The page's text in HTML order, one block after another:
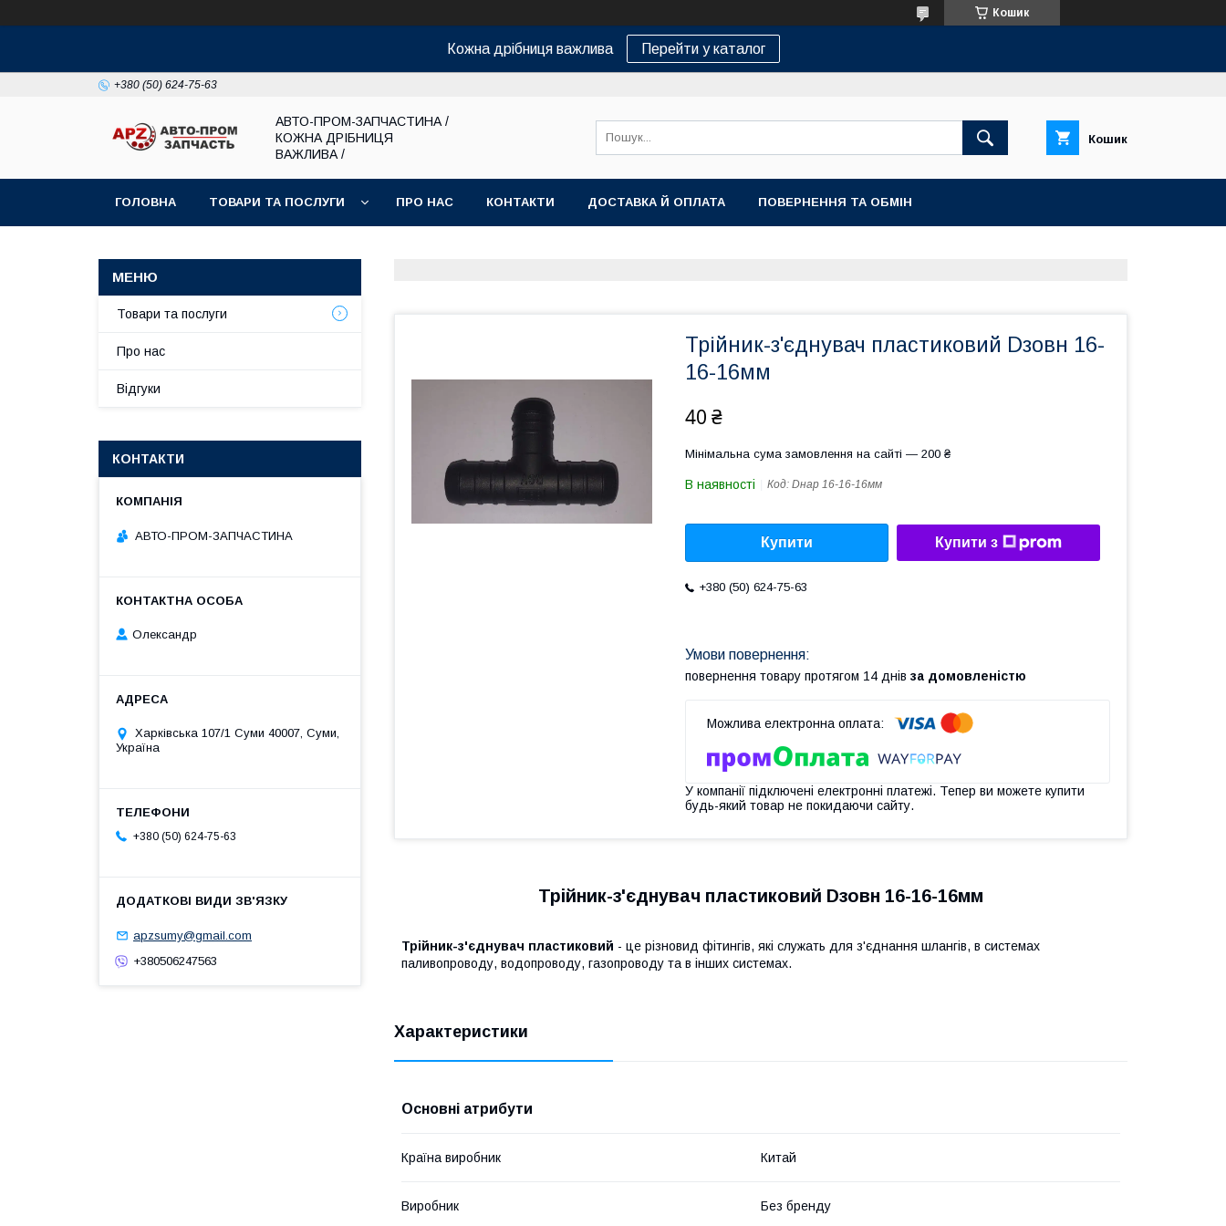
Кошик
Кожна дрібниця важлива Перейти у каталог
+380 (50) 624-75-63
АВТО-ПРОМ-ЗАПЧАСТИНА /
КОЖНА ДРІБНИЦЯ
ВАЖЛИВА /
Кошик
ГОЛОВНА ТОВАРИ ТА ПОСЛУГИ ПРО НАС КОНТАКТИ ДОСТАВКА Й ОПЛАТА ПОВЕРНЕННЯ ТА ОБМІН
Трійник-з'єднувач пластиковий Dзовн 16-
16-16мм
40 ₴
Мінімальна сума замовлення на сайті — 200 ₴
В наявності Код: Dнар 16-16-16мм
Купити Купити з
+380 (50) 624-75-63
повернення товару протягом 14 днів за домовленістю
У компанії підключені електронні платежі. Тепер ви можете купити
будь-який товар не покидаючи сайту.
Трійник-з'єднувач пластиковий Dзовн 16-16-16мм
Трійник-з'єднувач пластиковий - це різновид фітингів, які служать для з'єднання шлангів, в системах
паливопроводу, водопроводу, газопроводу та в інших системах.
Характеристики
Основні атрибути
Країна виробник Китай
Виробник Без бренду
Товари та послуги
Про нас
Відгуки
КОНТАКТИ
АВТО-ПРОМ-ЗАПЧАСТИНА
Олександр
Харківська 107/1 Суми 40007, Суми,
Україна
+380 (50) 624-75-63
apzsumy@gmail.com
+380506247563